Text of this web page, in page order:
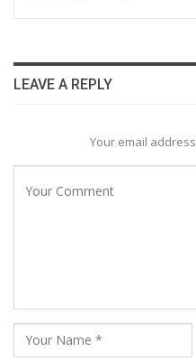
LEAVE A REPLY
Your email